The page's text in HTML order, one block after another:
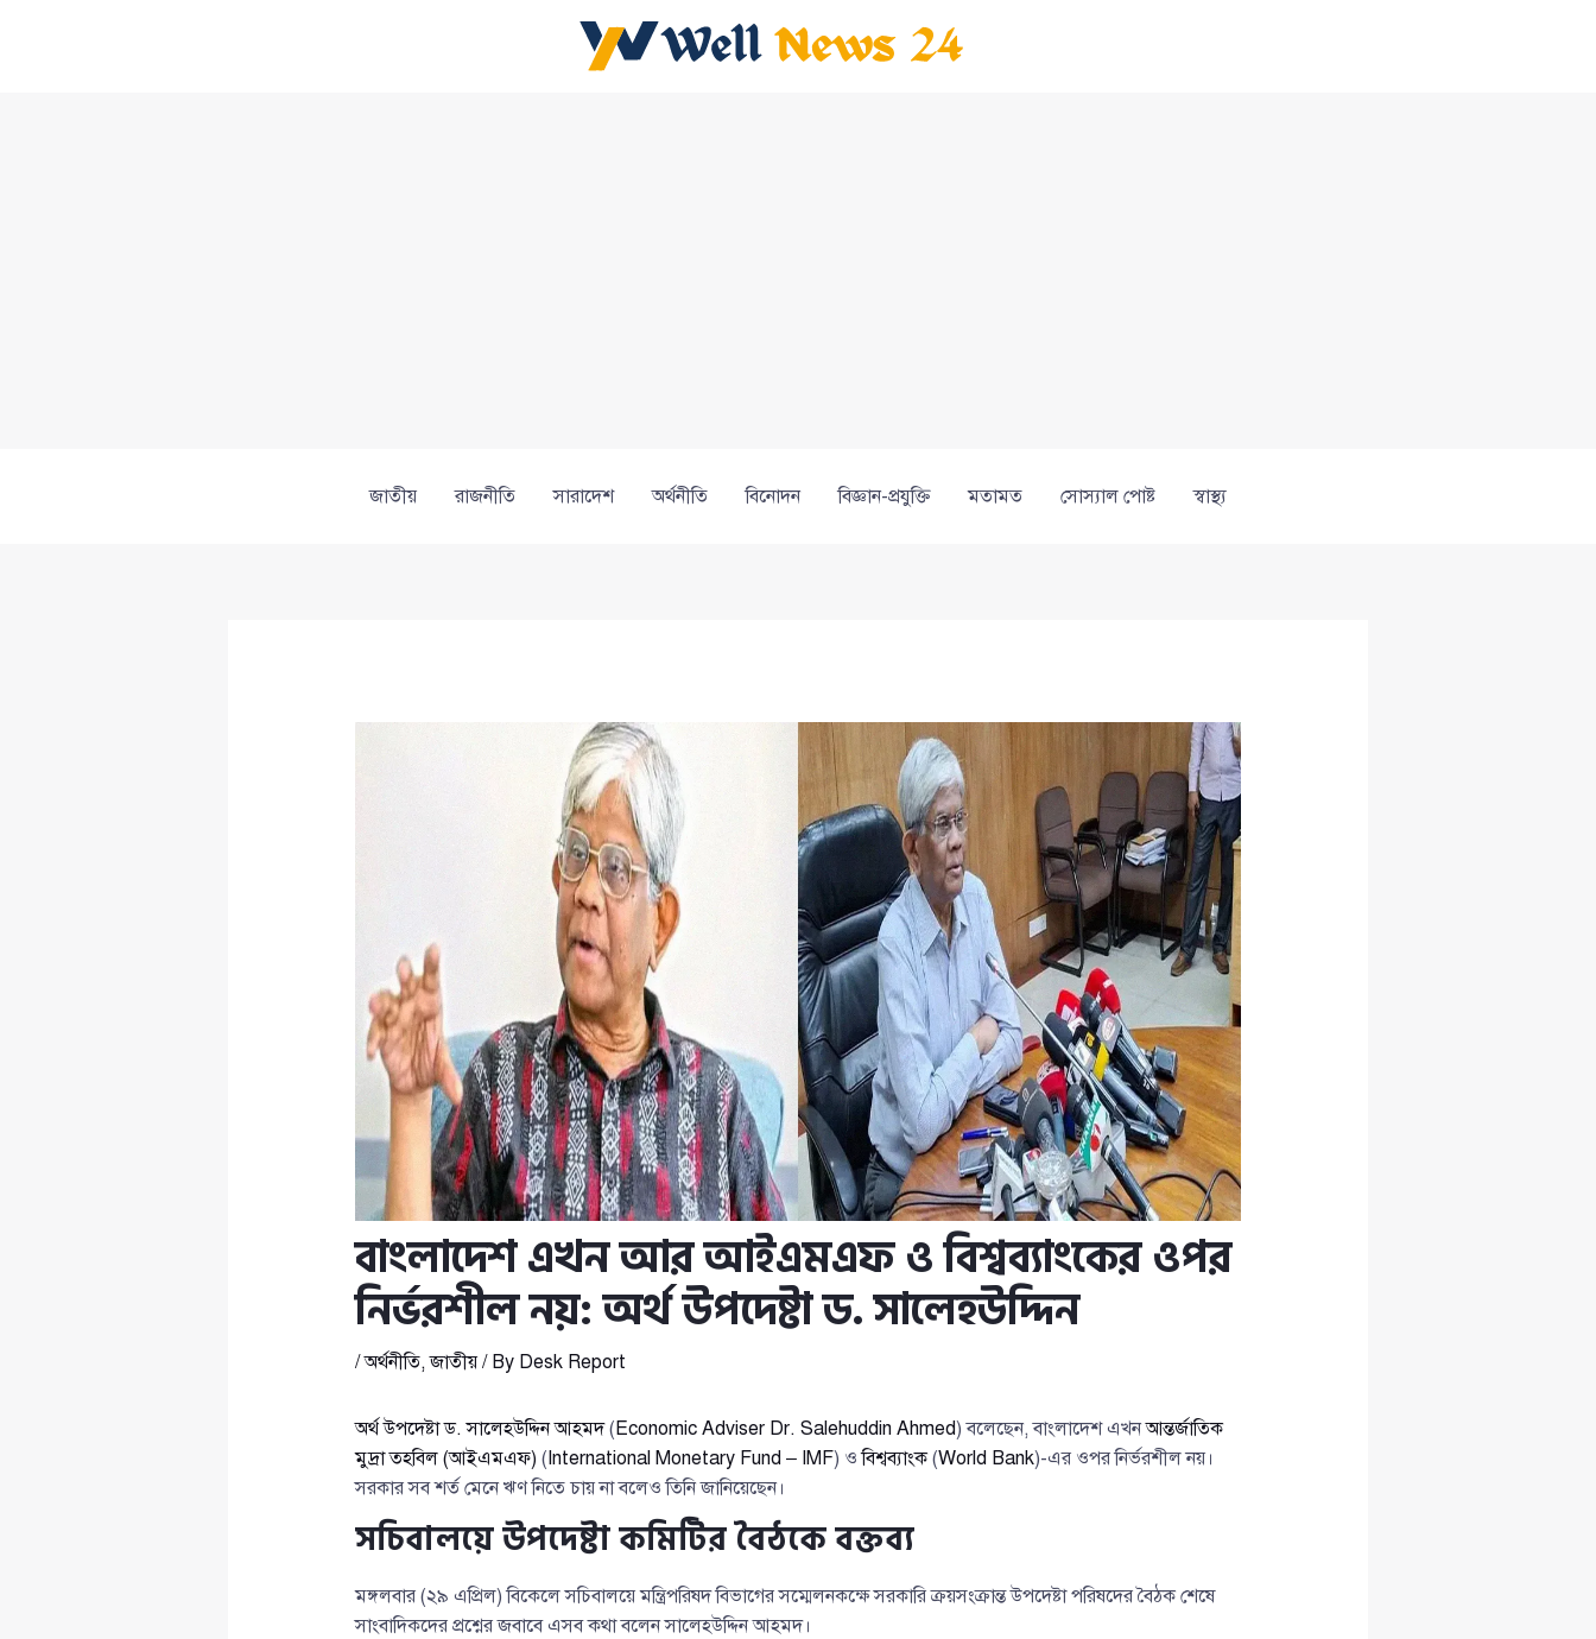
জাতীয় রাজনীতি সারাদেশ অর্থনীতি বিনোদন বিজ্ঞান-প্রযুক্তি মতামত সোস্যাল পোষ্ট স্বাস্থ্য
বাংলাদেশ এখন আর আইএমএফ ও বিশ্বব্যাংকের ওপর
নির্ভরশীল নয়: অর্থ উপদেষ্টা ড. সালেহউদ্দিন
/অর্থনীতি,জাতীয়/ By Desk Report
অর্থ উপদেষ্টা ড. সালেহউদ্দিন আহমদ(Economic Adviser Dr. Salehuddin Ahmed) বলেছেন, বাংলাদেশ এখনআন্তর্জাতিক
মুদ্রা তহবিল (আইএমএফ) (International Monetary Fund – IMF) ওবিশ্বব্যাংক(World Bank)-এর ওপর নির্ভরশীল নয়।
সরকার সব শর্ত মেনে ঋণ নিতে চায় না বলেও তিনি জানিয়েছেন।
সচিবালয়ে উপদেষ্টা কমিটির বৈঠকে বক্তব্য
মঙ্গলবার (২৯ এপ্রিল) বিকেলে সচিবালয়ে মন্ত্রিপরিষদ বিভাগের সম্মেলনকক্ষে সরকারি ক্রয়সংক্রান্ত উপদেষ্টা পরিষদের বৈঠক শেষে
সাংবাদিকদের প্রশ্নের জবাবে এসব কথা বলেন সালেহউদ্দিন আহমদ।